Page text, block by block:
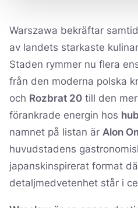
Warszawa bekräftar
av landets starkaste
Staden rymmer nu flera
från den moderna polska
och Rozbrat 20 till den
förankrade energin hos
namnet på listan är Alon
huvudstadens
japanskinspirerat format
detaljmedvetenhet står i